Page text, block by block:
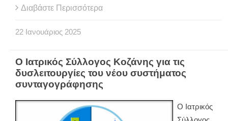
Διαβάστε Περισσότερα
22 Ιανουάριος 2025
Ο Ιατρικός Σύλλογος Κοζάνης για τις
δυσλειτουργίες του νέου συστήματος
συνταγογράφησης
Ο Ιατρικός